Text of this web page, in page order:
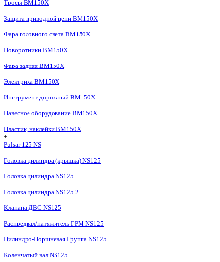
Тросы BM150X
Защита приводной цепи BM150X
Фара головного света BM150X
Поворотники BM150X
Фара задняя BM150X
Электрика BM150X
Инструмент дорожный BM150X
Навесное оборудование BM150X
Пластик, наклейки BM150X
+
Pulsar 125 NS
Головка цилиндра (крышка) NS125
Головка цилиндра NS125
Головка цилиндра NS125 2
Клапана ДВС NS125
Распредвал/натяжитель ГРМ NS125
Цилиндро-Поршневая Группа NS125
Коленчатый вал NS125